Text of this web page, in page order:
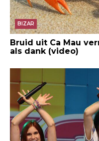
BIZAR
Bruid uit Ca Mau
als dank (video)